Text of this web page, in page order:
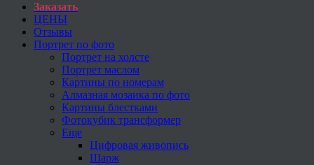
Заказать
ЦЕНЫ
Отзывы
Портрет по фото
Портрет на холсте
Портрет маслом
Картины по номерам
Алмазная мозаика по фото
Картины блестками
Фотокубик трансформер
Еще
Цифровая живопись
Шарж